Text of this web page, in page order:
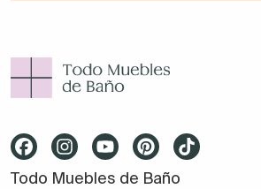
Todo Muebles de Baño